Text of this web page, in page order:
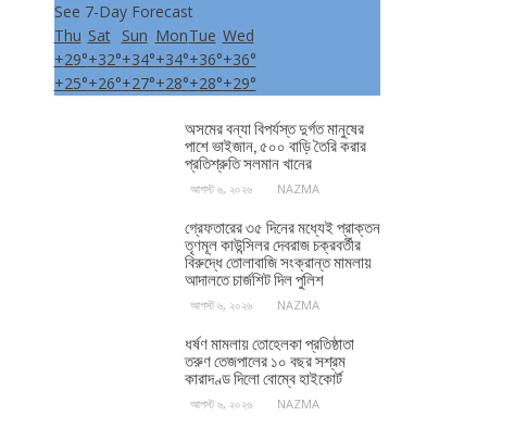
See 7-Day Forecast
Thu Sat Sun MonTue Wed
+29°+32°+34°+34°+36°+36°
+25°+26°+27°+28°+28°+29°
অসমের বন্যা বিপর্যস্ত দুর্গত মানুষের
পাশে ভাইজান, ৫০০ বাড়ি তৈরি করার
প্রতিশ্রুতি সলমান খানের
আগস্ট ৬, ২০২৬ NAZMA
গ্রেফতারের ৩৫ দিনের মধ্যেই প্রাক্তন
তৃণমূল কাউন্সিলর দেবরাজ চক্রবর্তীর
বিরুদ্ধে তোলাবাজি সংক্রান্ত মামলায়
আদালতে চার্জশিট দিল পুলিশ
আগস্ট ৬, ২০২৬ NAZMA
ধর্ষণ মামলায় তোহেলকা প্রতিষ্ঠাতা
তরুণ তেজপালের ১০ বছর সশ্রম
কারাদণ্ড দিলো বোম্বে হাইকোর্ট
আগস্ট ৬, ২০২৬ NAZMA